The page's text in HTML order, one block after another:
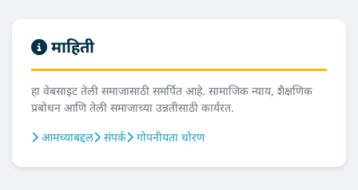
माहिती
हा वेबसाइट तेली समाजासाठी समर्पित आहे. सामाजिक न्याय, शैक्षणिक
प्रबोधन आणि तेली समाजाच्या उन्नतीसाठी कार्यरत.
आमच्याबद्दल
संपर्क गोपनीयता धोरण